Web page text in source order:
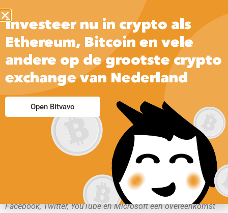
In 2016 werd onder druk van de Europese Unie door
Facebook, Twitter, YouTube en Microsoft een overeenkomst
Investeer nu in crypto als
Ethereum, Bitcoin en vele
andere op de grootste crypto
exchange van Nederland
Open Bitvavo